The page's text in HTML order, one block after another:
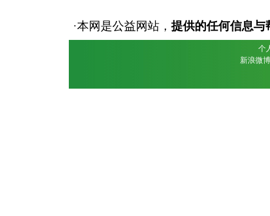
·本网是公益网站， 提供的任何信息与
个
新浪微